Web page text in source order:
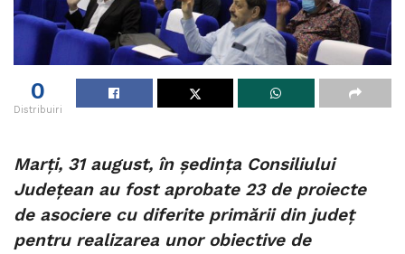
0
Distribuiri
Marți, 31 august, în ședința Consiliului
Județean au fost aprobate 23 de proiecte
de asociere cu diferite primării din județ
pentru realizarea unor obiective de